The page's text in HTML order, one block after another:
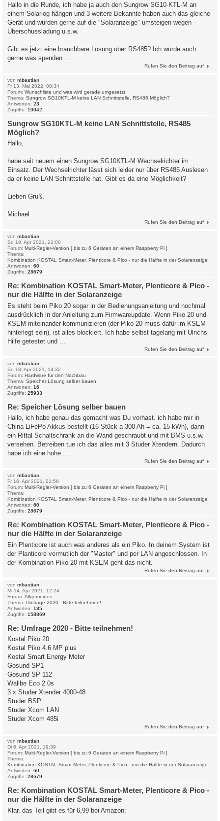
Hallo in die Runde, ich habe ja auch den Sungrow SG10-KTL-M an
einem Solarlog hängen und 3 weitere Bekannte haben auch das gleiche
Gerät und würden gerne auf die "Solaranzeige" umsteigen wegen
Überschussladung u.s.w.
Gibt es jetzt eine brauchbare Lösung über RS485? Ich würde auch
gerne was spenden ...
Rufen Sie den Beitrag auf
von mbastian
Fr 13. Mai 2022, 08:34
Forum: Wunschliste und was wird gerade umgesetzt.
Thema: Sungrow SG10KTL-M keine LAN Schnittstelle, RS485 Möglich?
Antworten: 23
Zugriffe: 10042
Sungrow SG10KTL-M keine LAN Schnittstelle, RS485
Möglich?
Hallo,
habe seit neuem einen Sungrow SG10KTL-M Wechselrichter im
Einsatz. Der Wechselrichter lässt sich leider nur über RS485 Auslesen
da er keine LAN Schnittstelle hat. Gibt es da eine Möglichkeit?
Lieben Gruß,
Michael
Rufen Sie den Beitrag auf
von mbastian
So 18. Apr 2021, 22:00
Forum: Multi-Regler-Version [ bis zu 6 Geräten an einem Raspberry Pi ]
Thema:
Kombination KOSTAL Smart-Meter, Plenticore & Pico - nur die Hälfte in der Solaranzeige
Antworten: 60
Zugriffe: 28679
Re: Kombination KOSTAL Smart-Meter, Plenticore & Pico -
nur die Hälfte in der Solaranzeige
Es steht beim Piko 20 sogar in der Bedienungsanleitung und nochmal
ausdrücklich in der Anleitung zum Firmwareupdate. Wenn Piko 20 und
KSEM miteinander kommunizieren (der Piko 20 muss dafür im KSEM
hinterlegt sein), ist alles blockiert. Ich habe selbst tagelang mit Ulrichs
Hilfe getestet und ...
Rufen Sie den Beitrag auf
von mbastian
So 18. Apr 2021, 14:32
Forum: Hardware für den Nachbau
Thema: Speicher Lösung selber bauen
Antworten: 16
Zugriffe: 25933
Re: Speicher Lösung selber bauen
Hallo, ich habe genau das gemacht was Du vorhast. ich habe mir in
China LiFePo Akkus bestellt (16 Stück a 300 Ah = ca. 15 kWh), dann
ein Rittal Schaltschrank an die Wand geschraubt und mit BMS u.s.w.
versehen. Betreiben tue ich das alles mit 3 Studer Xtendern. Dadurch
habe ich eine hohe ...
Rufen Sie den Beitrag auf
von mbastian
Fr 16. Apr 2021, 21:56
Forum: Multi-Regler-Version [ bis zu 6 Geräten an einem Raspberry Pi ]
Thema:
Kombination KOSTAL Smart-Meter, Plenticore & Pico - nur die Hälfte in der Solaranzeige
Antworten: 60
Zugriffe: 28679
Re: Kombination KOSTAL Smart-Meter, Plenticore & Pico -
nur die Hälfte in der Solaranzeige
Ein Plenticore ist auch was anderes als ein Piko. In deinem System ist
der Planticore vermutlich der "Master" und per LAN angeschlossen. In
der Kombination Piko 20 mit KSEM geht das nicht.
Rufen Sie den Beitrag auf
von mbastian
Mi 14. Apr 2021, 12:24
Forum: Allgemeines
Thema: Umfrage 2020 - Bitte teilnehmen!
Antworten: 185
Zugriffe: 158869
Re: Umfrage 2020 - Bitte teilnehmen!
Kostal Piko 20
Kostal Piko 4.6 MP plus
Kostal Smart Energy Meter
Gosund SP1
Gosund SP 112
Wallbe Eco 2.0s
3 x Studer Xtender 4000-48
Studer BSP
Studer Xcom LAN
Studer Xcom 485i
Rufen Sie den Beitrag auf
von mbastian
Di 6. Apr 2021, 19:39
Forum: Multi-Regler-Version [ bis zu 6 Geräten an einem Raspberry Pi ]
Thema:
Kombination KOSTAL Smart-Meter, Plenticore & Pico - nur die Hälfte in der Solaranzeige
Antworten: 60
Zugriffe: 28679
Re: Kombination KOSTAL Smart-Meter, Plenticore & Pico -
nur die Hälfte in der Solaranzeige
Klar, das Teil gibt es für 6,99 bei Amazon: